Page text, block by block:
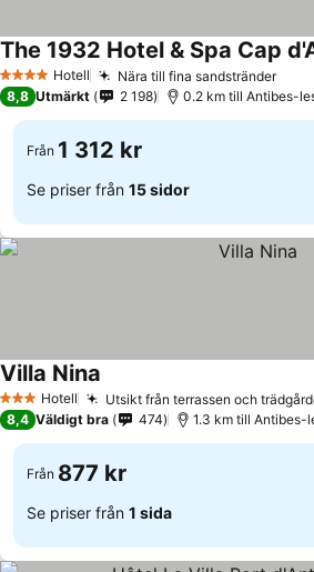
4 StjärnorHotell Nära till fina sandstränder
8,8 Utmärkt 2 198 0.2 km till Antibes-
Från 1 312 kr
Se priser från 15 sidor
3 StjärnorHotell Utsikt från terrassen och
Villa Nina
8,4 Väldigt bra 474 1.3 km till Antibes-
Från 877 kr
Se priser från 1 sida